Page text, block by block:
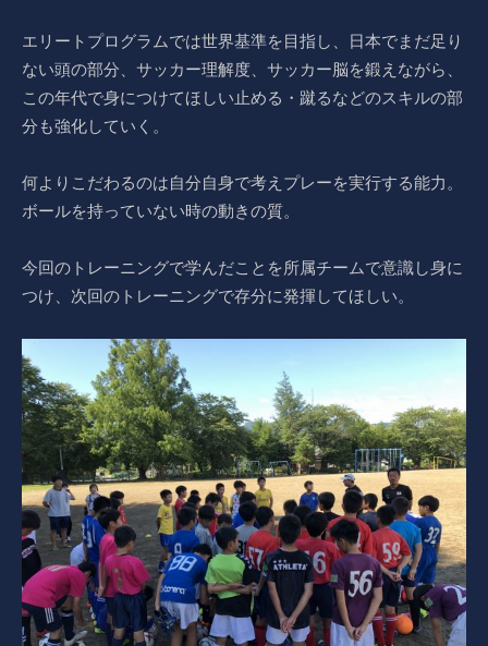
エリートプログラムでは世界基準を目指し、日本でまだ足り
ない頭の部分、サッカー理解度、サッカー脳を鍛えながら、
この年代で身につけてほしい止める・蹴るなどのスキルの部
分も強化していく。
何よりこだわるのは自分自身で考えプレーを実行する能力。
ボールを持っていない時の動きの質。
今回のトレーニングで学んだことを所属チームで意識し身に
つけ、次回のトレーニングで存分に発揮してほしい。